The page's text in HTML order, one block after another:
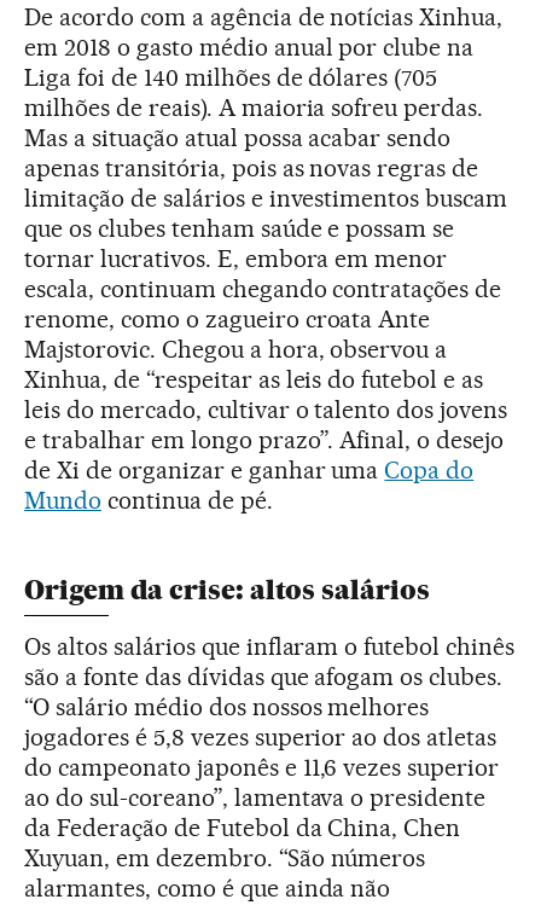
De acordo com a agência de notícias Xinhua,
em 2018 o gasto médio anual por clube na
Liga foi de 140 milhões de dólares (705
milhões de reais). A maioria sofreu perdas.
Mas a situação atual possa acabar sendo
apenas transitória, pois as novas regras de
limitação de salários e investimentos buscam
que os clubes tenham saúde e possam se
tornar lucrativos. E, embora em menor
escala, continuam chegando contratações de
renome, como o zagueiro croata Ante
Majstorovic. Chegou a hora, observou a
Xinhua, de “respeitar as leis do futebol e as
leis do mercado, cultivar o talento dos jovens
e trabalhar em longo prazo”. Afinal, o desejo
de Xi de organizar e ganhar umaCopa do
Mundo continua de pé.
Origem da crise: altos salários
Os altos salários que inflaram o futebol chinês
são a fonte das dívidas que afogam os clubes.
“O salário médio dos nossos melhores
jogadores é 5,8 vezes superior ao dos atletas
do campeonato japonês e 11,6 vezes superior
ao do sul-coreano”, lamentava o presidente
da Federação de Futebol da China, Chen
Xuyuan, em dezembro. “São números
alarmantes, como é que ainda não